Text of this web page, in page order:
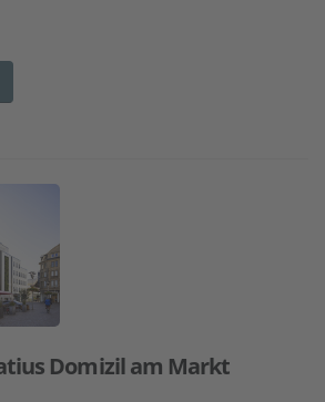
Domizil am Markt